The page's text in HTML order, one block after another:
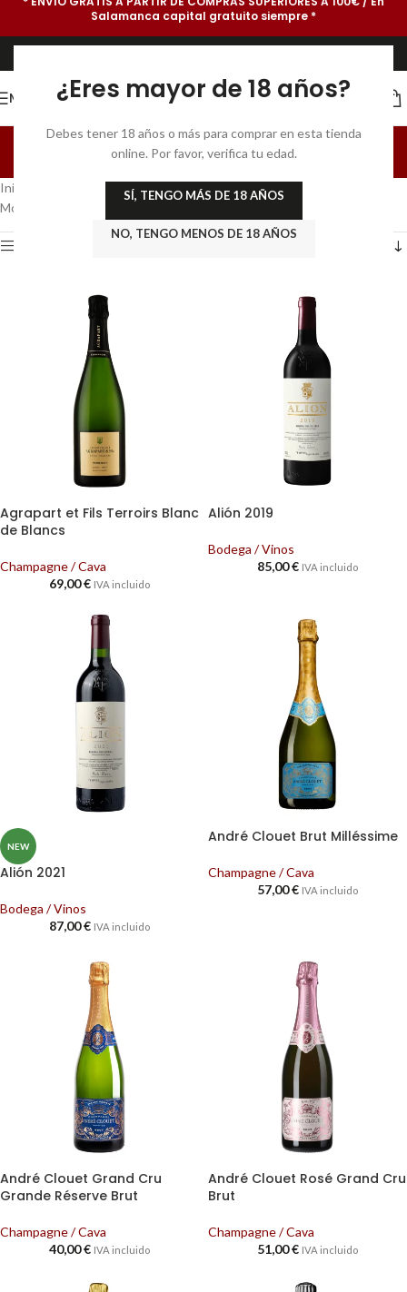
¿Eres mayor de 18 años?
Debes tener 18 años o más para comprar en esta tienda
online. Por favor, verifica tu edad.
SÍ, TENGO MÁS DE 18 AÑOS
NO, TENGO MENOS DE 18 AÑOS
Salamanca capital gratuito siempre *
MENU
Tienda Gastrosumiller
Inicio
Tienda Gastrosumiller/ Página 3
Mostrando 25–36 de 93 resultados
Agrapart et Fils Terroirs Blanc
de Blancs
Champagne / Cava
69,00€ IVA incluido
Alión 2019
Bodega / Vinos
85,00€ IVA incluido
NEW
Alión 2021
Bodega / Vinos
87,00€ IVA incluido
André Clouet Brut Milléssime
Champagne / Cava
57,00€ IVA incluido
André Clouet Grand Cru
Grande Réserve Brut
Champagne / Cava
40,00€ IVA incluido
André Clouet Rosé Grand Cru
Brut
Champagne / Cava
51,00€ IVA incluido